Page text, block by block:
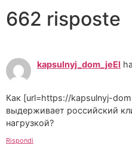
662 risposte
kapsulnyj_dom_jeEl
Как [url=https://kapsulnyj-
выдерживает российский
нагрузкой?
Rispondi